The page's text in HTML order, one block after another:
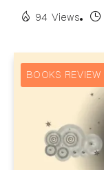
94 Views
BOOKS REVIEW